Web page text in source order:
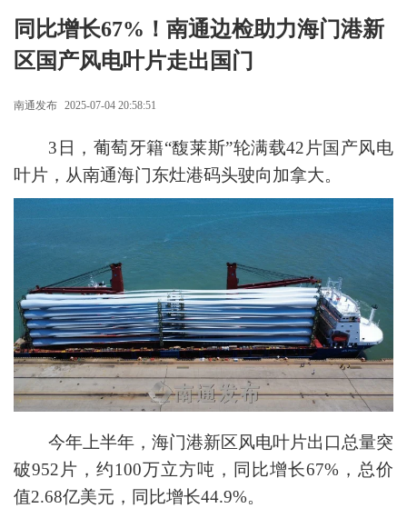
同比增长67%！南通边检助力海门港新
区国产风电叶片走出国门
南通发布 2025-07-04 20:58:51
3日，葡萄牙籍“馥莱斯”轮满载42片国产风电
叶片，从南通海门东灶港码头驶向加拿大。
今年上半年，海门港新区风电叶片出口总量突
破952片，约100万立方吨，同比增长67%，总价
值2.68亿美元，同比增长44.9%。